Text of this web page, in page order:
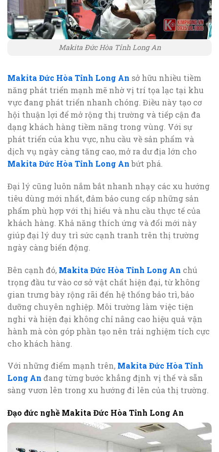
Makita Đức Hòa Tỉnh Long An
Makita Đức Hòa Tỉnh Long An sở hữu nhiều tiềm
năng phát triển mạnh mẽ nhờ vị trí tọa lạc tại khu
vực đang phát triển nhanh chóng. Điều này tạo cơ
hội thuận lợi để mở rộng thị trường và tiếp cận đa
dạng khách hàng tiềm năng trong vùng. Với sự
phát triển của khu vực, nhu cầu về sản phẩm và
dịch vụ ngày càng tăng cao, mở ra dư địa lớn cho
Makita Đức Hòa Tỉnh Long Anbứt phá.
Đại lý cũng luôn nắm bắt nhanh nhạy các xu hướng
tiêu dùng mới nhất, đảm bảo cung cấp những sản
phẩm phù hợp với thị hiếu và nhu cầu thực tế của
khách hàng. Khả năng thích ứng và đổi mới này
giúp đại lý duy trì sức cạnh tranh trên thị trường
ngày càng biến động.
Bên cạnh đó, Makita Đức Hòa Tỉnh Long An chú
trọng đầu tư vào cơ sở vật chất hiện đại, từ không
gian trưng bày rộng rãi đến hệ thống bảo trì, bảo
dưỡng chuyên nghiệp. Môi trường làm việc tiện
nghi và hiện đại không chỉ nâng cao hiệu quả vận
hành mà còn góp phần tạo nên trải nghiệm tích cực
cho khách hàng.
Với những điểm mạnh trên, Makita Đức Hòa Tỉnh
Long An đang từng bước khẳng định vị thế và sẵn
sàng vươn lên trong xu hướng đi lên của thị trường.
Đạo đức nghề Makita Đức Hòa Tỉnh Long An